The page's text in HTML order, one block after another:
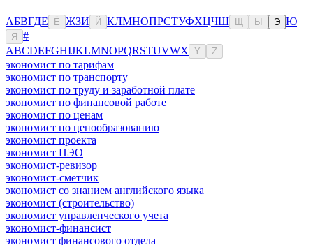
АБВГДЕ Ё ЖЗИ Й КЛМНОПРСТУФХЦЧШ Ы Э Ю
Я
#
ABCDEFGHIJKLMNOPQRSTUVWX Y Z
экономист по тарифам
экономист по транспорту
экономист по труду и заработной плате
экономист по финансовой работе
экономист по ценам
экономист по ценообразованию
экономист проекта
экономист ПЭО
экономист-ревизор
экономист-сметчик
экономист со знанием английского языка
экономист (строительство)
экономист управленческого учета
экономист-финансист
экономист финансового отдела